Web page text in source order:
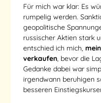
Für mich war klar: Es
rumpelig werden.
geopolitische
russischer Aktien stark
entschied ich mich,
verkaufen, bevor die
Gedanke dabei war
irgendwann beruhigen
besseren